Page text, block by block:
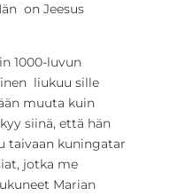
on Jeesus
1000-luvun
liukuu sille
muuta kuin
siinä, että hän
taivaan kuningatar
jotka me
Marian